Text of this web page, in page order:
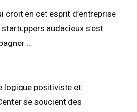
croit en cet esprit d’entreprise
audacieux s’est
…
logique positiviste et
se soucient des